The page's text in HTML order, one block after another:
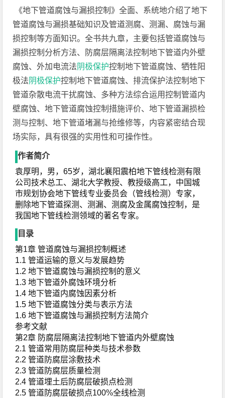
《地下管道腐蚀与漏损控制》全面、系统地介绍了地下
管道腐蚀与漏损基础知识及管道测腐、测漏、腐蚀与漏
损控制等方面知识。全书共九章，主要包括管道腐蚀与
漏损控制分析方法、防腐层隔离法控制地下管道内外壁
腐蚀、外加电流法 阴极保护控制地下管道腐蚀、牺牲阳
极法 阴极保护控制地下管道腐蚀、排流保护法控制地下
管道杂散电流干扰腐蚀、多种方法综合运用控制管道内
壁腐蚀、地下管道腐蚀控制措施评价、地下管道漏损检
测与控制、地下管道堵漏与抢维修等，内容紧密结合现
场实际，具有很强的实用性和可操作性。
作者简介
袁厚明，男，65岁，湖北襄阳震柏地下管线检测有限
公司技术总工、湖北大学教授、教授级高工，中国城
市规划协会地下管线专业委员会（管线检测）专家，
删除地下管道探测、测漏、测腐及金属腐蚀控制，是
我国地下管线检测领域的著名专家。
目录
第1章 管道腐蚀与漏损控制概述
1.1 管道运输的意义与发展趋势
1.2 地下管道腐蚀与漏损控制的意义
1.3 地下管道外腐蚀环境分析
1.4 地下管道内腐蚀因素分析
1.5 地下管道腐蚀分类与表示方法
1.6 地下管道腐蚀与漏损控制方法简介
参考文献
第2章 防腐层隔离法控制地下管道内外壁腐蚀
2.1 管道常用防腐层种类与技术参数
2.2 管道防腐层涂敷技术
2.3 管道防腐层质量检测
2.4 管道埋土后防腐层破损点检测
2.5 管道防腐层破损点100%全线检测